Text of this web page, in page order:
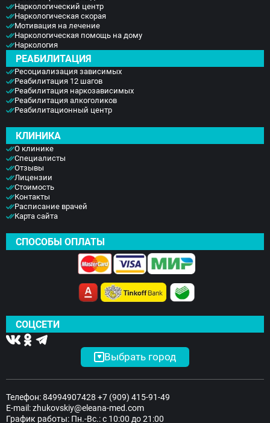
Наркологический центр
Наркологическая скорая
Мотивация на лечение
Наркологическая помощь на дому
Наркология
РЕАБИЛИТАЦИЯ
Ресоциализация зависимых
Реабилитация 12 шагов
Реабилитация наркозависимых
Реабилитация алкоголиков
Реабилитационный центр
КЛИНИКА
О клинике
Специалисты
Отзывы
Лицензии
Стоимость
Контакты
Расписание врачей
Карта сайта
СПОСОБЫ ОПЛАТЫ
СОЦСЕТИ
Выбрать город
Телефон:84994907428 +7 (909) 415-91-49
E-mail:zhukovskiy@eleana-med.com
График работы: Пн.-Вс.: с 10:00 до 21:00